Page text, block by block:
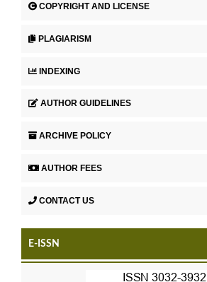
COPYRIGHT AND LICENSE
PLAGIARISM
INDEXING
AUTHOR GUIDELINES
ARCHIVE POLICY
AUTHOR FEES
CONTACT US
E-ISSN